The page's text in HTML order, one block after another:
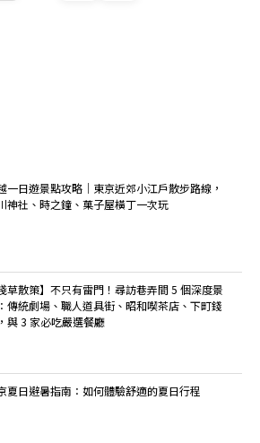
一日遊景點攻略｜東京近郊小江戶散步路線，
神社、時之鐘、菓子屋橫丁一次玩
淺草散策】不只有雷門！尋訪巷弄間 5 個深度景
傳統劇場、職人道具街、昭和喫茶店、下町錢
與 3 家必吃嚴選餐廳
夏日避暑指南：如何體驗舒適的夏日行程